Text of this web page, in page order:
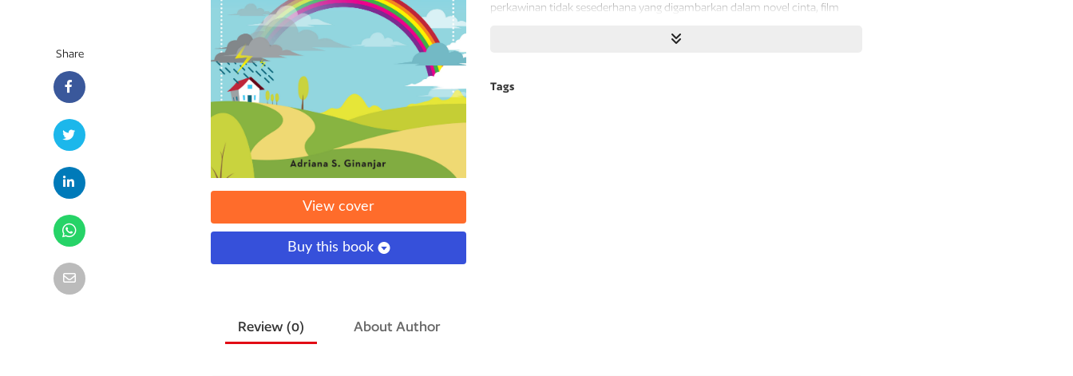
Share
View cover
Buy this book
perkawinan tidak sesederhana yang digambarkan dalam novel cinta, film
perkawinan bisa menyebabkan kesedihan dan trauma berkepanjangan. Buku
Tags
Review (0) About Author